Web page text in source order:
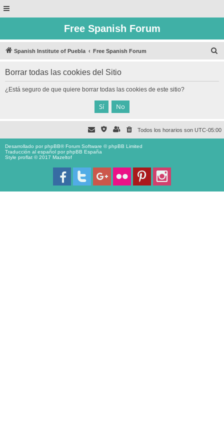
Free Spanish Forum
Spanish Institute of Puebla Free Spanish Forum
Borrar todas las cookies del Sitio
¿Está seguro de que quiere borrar todas las cookies de este sitio?
Todos los horarios son UTC-05:00
Desarrollado porphpBB® Forum Software © phpBB Limited
Traducción al español porphpBB España
Style proflat © 2017 Mazeltof